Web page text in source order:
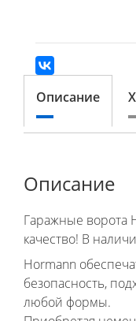
Описание
Описание
Гаражные ворота
качество! В
Hormann
безопасность,
любой формы.